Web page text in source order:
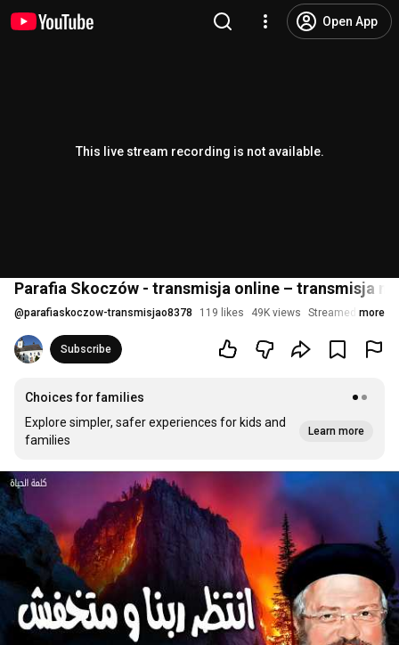
Open App
This live stream recording is not available.
Parafia Skoczów - transmisja online – transmisja na
@parafiaskoczow-transmisjao8378 119 likes 49K views Streamed 1 year
more
Subscribe
Choices for families
Explore simpler, safer experiences for kids and
families
Learn more